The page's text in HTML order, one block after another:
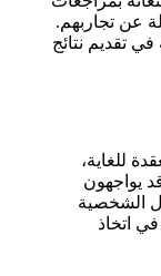
عن تجاربهم.
تقديم نتائج
للغاية،
يواجهون
الشخصية
اتخاذ